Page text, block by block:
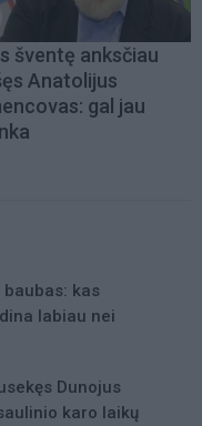
šventę anksčiau
Anatolijus
gal jau
kas
labiau nei
Dunojus
karo laikų